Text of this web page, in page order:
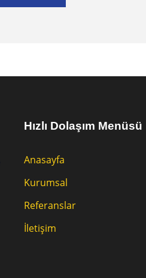
Hızlı Dolaşım Menüsü
Anasayfa
Kurumsal
Referanslar
İletişim